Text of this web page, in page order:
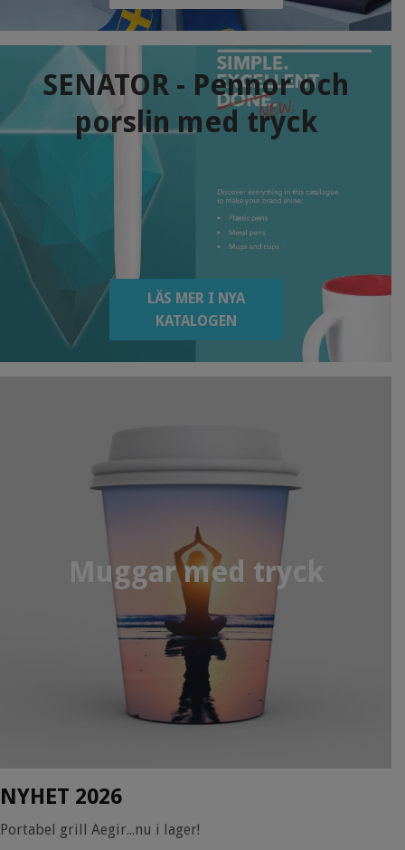
SENATOR - Pennor och
porslin med tryck
LÄS MER I NYA
KATALOGEN
Muggar med tryck
NYHET 2026
Portabel grill Aegir...nu i lager!